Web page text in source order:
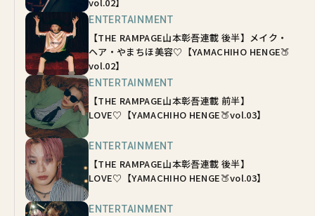
vol.02】
ENTERTAINMENT
【THE RAMPAGE山本彰吾連載 後半】メイク・
ヘア・やまちほ美容♡【YAMACHIHO HENGE🍑
vol.02】
ENTERTAINMENT
【THE RAMPAGE山本彰吾連載 前半】
LOVE♡【YAMACHIHO HENGE🍑vol.03】
ENTERTAINMENT
【THE RAMPAGE山本彰吾連載 後半】
LOVE♡【YAMACHIHO HENGE🍑vol.03】
ENTERTAINMENT